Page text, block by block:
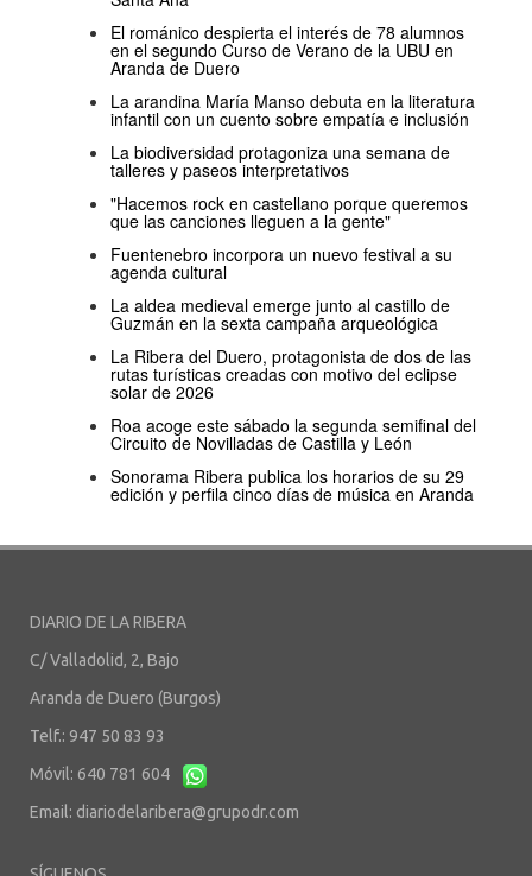
El románico despierta el interés de 78 alumnos
en el segundo Curso de Verano de la UBU en
Aranda de Duero
La arandina María Manso debuta en la literatura
infantil con un cuento sobre empatía e inclusión
La biodiversidad protagoniza una semana de
talleres y paseos interpretativos
"Hacemos rock en castellano porque queremos
que las canciones lleguen a la gente"
Fuentenebro incorpora un nuevo festival a su
agenda cultural
La aldea medieval emerge junto al castillo de
Guzmán en la sexta campaña arqueológica
La Ribera del Duero, protagonista de dos de las
rutas turísticas creadas con motivo del eclipse
solar de 2026
Roa acoge este sábado la segunda semifinal del
Circuito de Novilladas de Castilla y León
Sonorama Ribera publica los horarios de su 29
edición y perfila cinco días de música en Aranda
DIARIO DE LA RIBERA
C/ Valladolid, 2, Bajo
Aranda de Duero (Burgos)
Telf.: 947 50 83 93
Móvil: 640 781 604
Email: diariodelaribera@grupodr.com